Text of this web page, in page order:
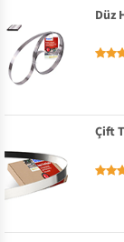
Düz
Çift